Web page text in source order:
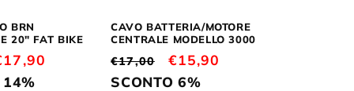
BRN
20" FAT BIKE
14%
CAVO BATTERIA/MOTORE
CENTRALE MODELLO 3000
Prezzo
di
€17,00
Prezzo
scontato
€15,90
SCONTO 6%